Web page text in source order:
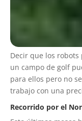
Decir que los
un campo de golf
para ellos pero no
trabajo con una
Recorrido por el